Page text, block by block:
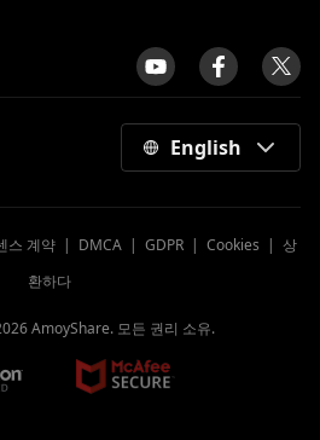
English
스 계약| DMCA| GDPR| Cookies | 상
환하다
AmoyShare. 모든 권리 소유.